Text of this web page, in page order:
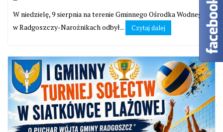
W niedzielę, 9 sierpnia na terenie Gminnego Ośrodka Wodnego
w Radgoszczy-Narożnikach odbył...
Czytaj dalej